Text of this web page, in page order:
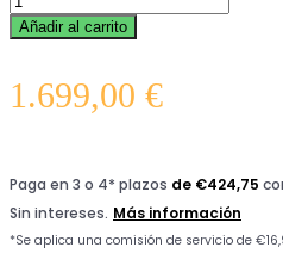
Añadir al carrito
1.699,00 €